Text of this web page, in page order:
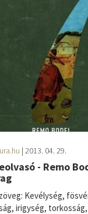
| 2013. 04. 29.
- Remo
Kevélység,
irigység,